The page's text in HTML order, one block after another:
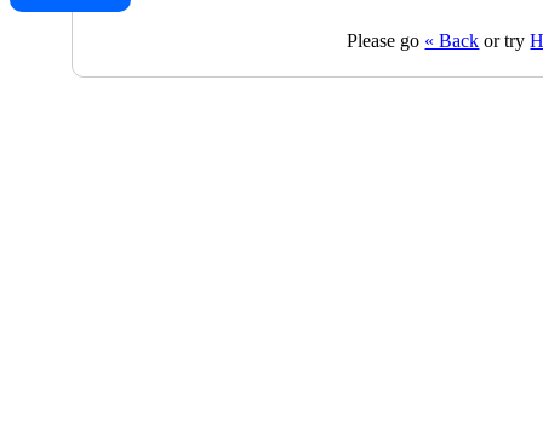
Please go « Back or try